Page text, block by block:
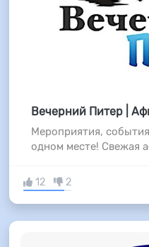
Вечерний Питер |
Мероприятия,
одном месте! Свежая
12 2